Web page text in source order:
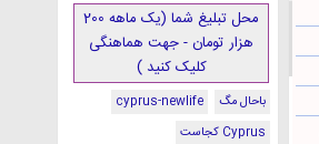
محل تبلیغ شما (یک ماهه 200
هزار تومان - جهت هماهنگی
کلیک کنید )
باحال مگ
cyprus-newlife
Cyprus کجاست